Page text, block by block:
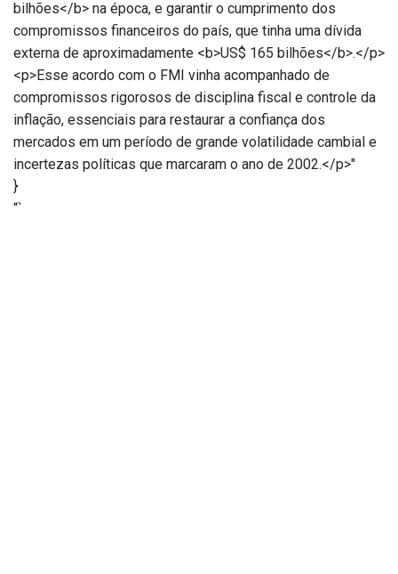
bilhões</b> na época, e garantir o cumprimento dos
compromissos financeiros do país, que tinha uma dívida
externa de aproximadamente <b>US$ 165 bilhões</b>.</p>
<p>Esse acordo com o FMI vinha acompanhado de
compromissos rigorosos de disciplina fiscal e controle da
inflação, essenciais para restaurar a confiança dos
mercados em um período de grande volatilidade cambial e
incertezas políticas que marcaram o ano de 2002.</p>"
}
“`